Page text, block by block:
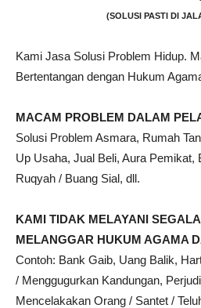
(SOLUSI PASTI DI
Kami Jasa Solusi Problem Hidup.
Bertentangan dengan Hukum
MACAM PROBLEM DALAM
Solusi Problem Asmara, Rumah
Up Usaha, Jual Beli, Aura Pemikat,
Ruqyah / Buang Sial, dll.
KAMI TIDAK MELAYANI
MELANGGAR HUKUM AGAMA
Contoh: Bank Gaib, Uang Balik,
/ Menggugurkan Kandungan,
Mencelakakan Orang / Santet /